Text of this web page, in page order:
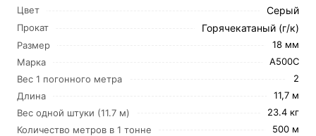
Цвет Серый
Прокат Горячекатаный (г/к)
Размер
18 мм
Марка
А500С
Вес 1 погонного метра
2
Длина
11,7 м
Вес одной штуки (11.7 м)
23.4 кг
Количество метров в 1 тонне
500 м